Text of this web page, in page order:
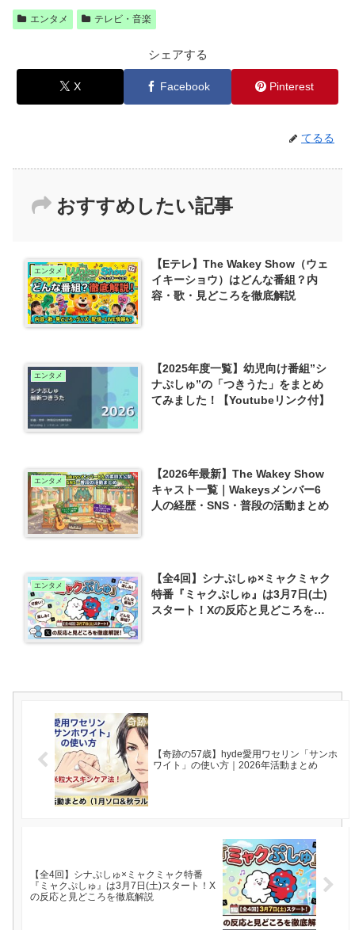
エンタメ テレビ・音楽
シェアする
X Facebook Pinterest
てるる
おすすめしたい記事
エンタメ
【Eテレ】The Wakey Show（ウェ
イキーショウ）はどんな番組？内
容・歌・見どころを徹底解説
エンタメ
【2025年度一覧】幼児向け番組”シ
ナぷしゅ”の「つきうた」をまとめ
てみました！【Youtubeリンク付】
エンタメ
【2026年最新】The Wakey Show
キャスト一覧｜Wakeysメンバー6
人の経歴・SNS・普段の活動まとめ
エンタメ
【全4回】シナぷしゅ×ミャクミャク
特番『ミャクぷしゅ』は3月7日(土)
スタート！Xの反応と見どころを徹
【奇跡の57歳】hyde愛用ワセリン「サンホ
ワイト」の使い方｜2026年活動まとめ
【全4回】シナぷしゅ×ミャクミャク特番
『ミャクぷしゅ』は3月7日(土)スタート！X
の反応と見どころを徹底解説